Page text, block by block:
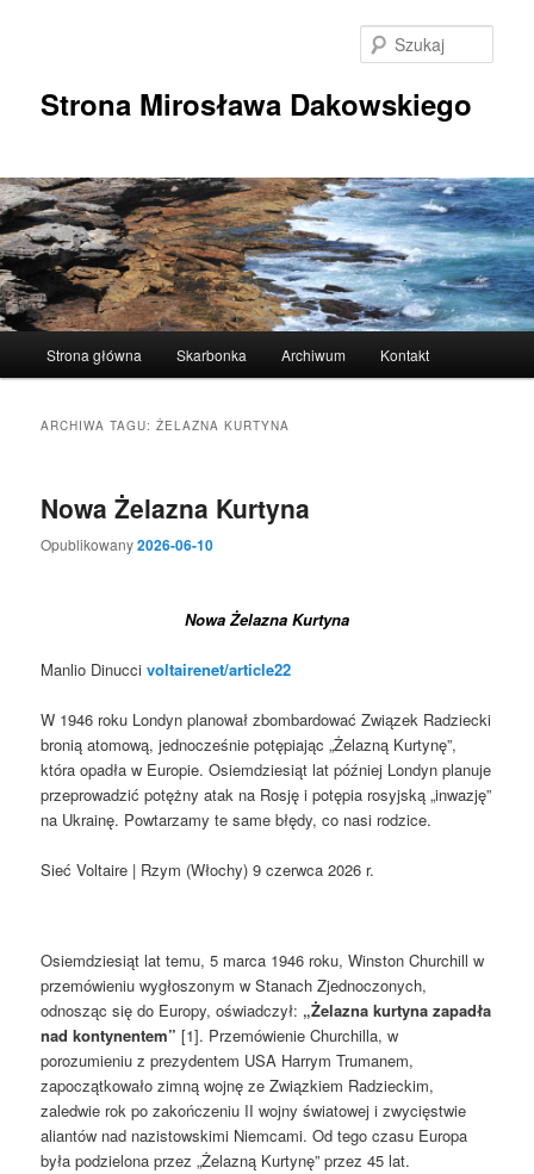
Strona Mirosława Dakowskiego
Strona główna Skarbonka Archiwum Kontakt
ARCHIWA TAGU:ŻELAZNA KURTYNA
Nowa Żelazna Kurtyna
Opublikowany2026-06-10
Nowa Żelazna Kurtyna
Manlio Dinucci voltairenet/article22
W 1946 roku Londyn planował zbombardować Związek Radziecki
bronią atomową, jednocześnie potępiając „Żelazną Kurtynę”,
która opadła w Europie. Osiemdziesiąt lat później Londyn planuje
przeprowadzić potężny atak na Rosję i potępia rosyjską „inwazję”
na Ukrainę. Powtarzamy te same błędy, co nasi rodzice.
Sieć Voltaire | Rzym (Włochy) 9 czerwca 2026 r.
Osiemdziesiąt lat temu, 5 marca 1946 roku, Winston Churchill w
przemówieniu wygłoszonym w Stanach Zjednoczonych,
odnosząc się do Europy, oświadczył: „Żelazna kurtyna zapadła
nad kontynentem” [1]. Przemówienie Churchilla, w
porozumieniu z prezydentem USA Harrym Trumanem,
zapoczątkowało zimną wojnę ze Związkiem Radzieckim,
zaledwie rok po zakończeniu II wojny światowej i zwycięstwie
aliantów nad nazistowskimi Niemcami. Od tego czasu Europa
była podzielona przez „Żelazną Kurtynę” przez 45 lat.